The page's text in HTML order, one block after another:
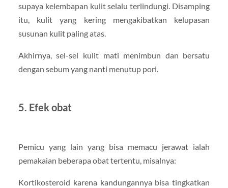
supaya kelembapan kulit selalu terlindungi. Disamping
itu, kulit yang kering mengakibatkan kelupasan
susunan kulit paling atas.
Akhirnya, sel-sel kulit mati menimbun dan bersatu
dengan sebum yang nanti menutup pori.
5. Efek obat
Pemicu yang lain yang bisa memacu jerawat ialah
pemakaian beberapa obat tertentu, misalnya:
Kortikosteroid karena kandungannya bisa tingkatkan